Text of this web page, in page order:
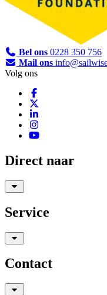
Bel ons 0228 350 756
Mail ons
Volg ons
Direct naar
Service
Contact